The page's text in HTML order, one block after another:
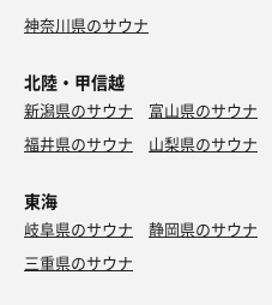
神奈川県のサウナ
北陸・甲信越
新潟県のサウナ 富山県のサウナ
福井県のサウナ
山梨県のサウナ
東海
岐阜県のサウナ 静岡県のサウナ
三重県のサウナ